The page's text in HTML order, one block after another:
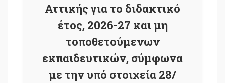
Αττικής για το διδακτικό
έτος, 2026-27 και μη
τοποθετούμενων
εκπαιδευτικών, σύμφωνα
με την υπό στοιχεία 28/